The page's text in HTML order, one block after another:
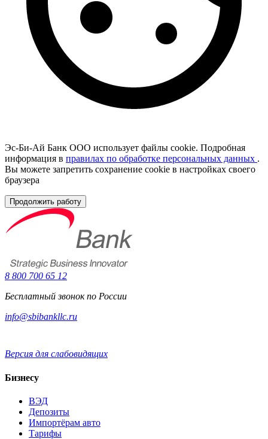
Эс-Би-Ай Банк ООО использует файлы cookie. Подробная
информация в правилах по обработке персональных данных .
Вы можете запретить сохранение cookie в настройках своего
браузера
Продолжить работу
8 800 700 65 12
Бесплатный звонок по России
info@sbibankllc.ru
Версия для слабовидящих
Бизнесу
ВЭД
Депозиты
Импортёрам авто
Тарифы